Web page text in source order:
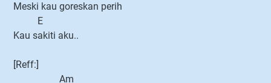
Meski kau goreskan perih
E
Kau sakiti aku..
[Reff:]
Am